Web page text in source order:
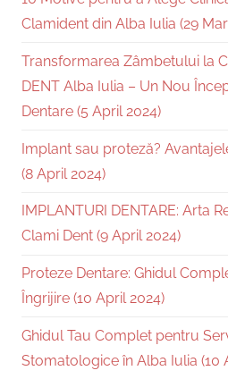
Clamident din Alba Iulia (29
Transformarea Zâmbetului la
DENT Alba Iulia – Un Nou
Dentare (5 April 2024)
Implant sau proteză?
(8 April 2024)
IMPLANTURI DENTARE: Arta
Clami Dent (9 April 2024)
Proteze Dentare: Ghidul
Îngrijire (10 April 2024)
Ghidul Tau Complet pentru
Stomatologice în Alba Iulia (10